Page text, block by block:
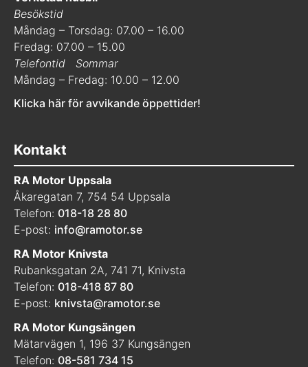
Besökstid
Måndag – Torsdag: 07.00 – 16.00
Fredag: 07.00 – 15.00
Telefontid
Sommar
Måndag – Fredag: 10.00 – 12.00
Klicka här för avvikande öppettider!
Kontakt
RA Motor Uppsala
Åkaregatan 7, 754 54 Uppsala
Telefon: 018-18 28 80
E-post: info@ramotor.se
RA Motor Knivsta
Rubanksgatan 2A, 741 71, Knivsta
Telefon: 018-418 87 80
E-post: knivsta@ramotor.se
RA Motor Kungsängen
Mätarvägen 1, 196 37 Kungsängen
Telefon: 08-581 734 15